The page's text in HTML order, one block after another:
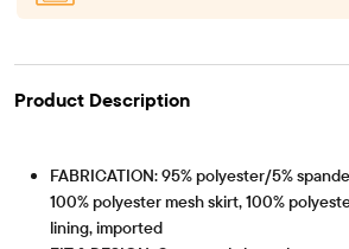
Product Description
FABRICATION: 95% polyester/5%
100% polyester mesh skirt, 100%
lining, imported